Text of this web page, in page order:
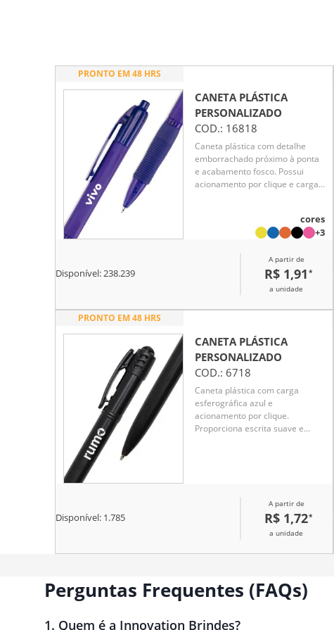
PRONTO EM 48 HRS
CANETA PLÁSTICA
PERSONALIZADO
COD.: 16818
Caneta plástica com detalhe
emborrachado próximo à ponta
e acabamento fosco. Possui
acionamento por clique e carga
cores
+3
Disponível:238.239
A partir de
R$ 1,91 *
a unidade
PRONTO EM 48 HRS
CANETA PLÁSTICA
PERSONALIZADO
COD.: 6718
Caneta plástica com carga
esferográfica azul e
acionamento por clique.
Proporciona escrita suave e
Disponível: 1.785
A partir de
R$ 1,72*
a unidade
Perguntas Frequentes (FAQs)
1. Quem é a Innovation Brindes?